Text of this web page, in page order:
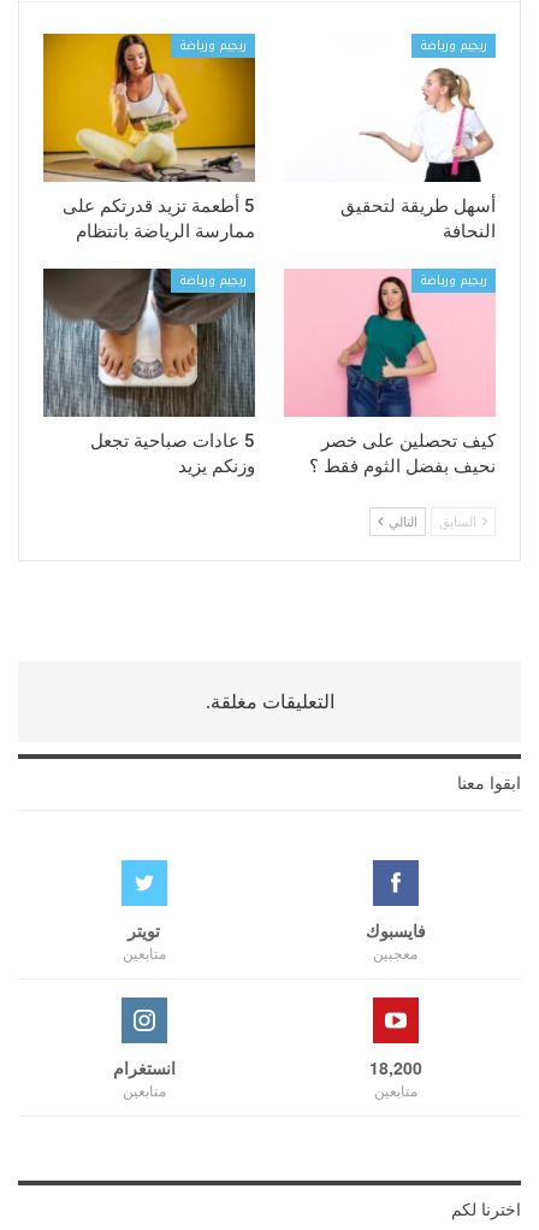
ريجيم ورياضة
أسهل طريقة لتحقيق
النحافة
ريجيم ورياضة
5 أطعمة تزيد قدرتكم على
ممارسة الرياضة بانتظام
ريجيم ورياضة
كيف تحصلين على خصر
نحيف بفضل الثوم فقط ؟
ريجيم ورياضة
5 عادات صباحية تجعل
وزنكم يزيد
السابق التالي
التعليقات مغلقة.
ابقوا معنا
فايسبوك
معجبين
تويتر
متابعين
18,200
متابعين
انستغرام
متابعين
اخترنا لكم